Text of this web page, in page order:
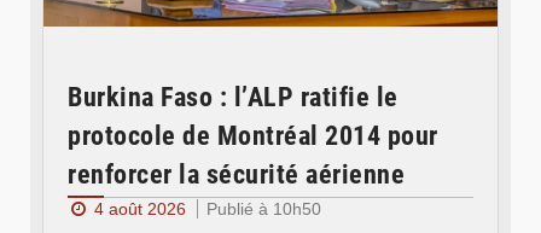
Burkina Faso : l’ALP ratifie le
protocole de Montréal 2014 pour
renforcer la sécurité aérienne
4 août 2026
Publié à 10h50